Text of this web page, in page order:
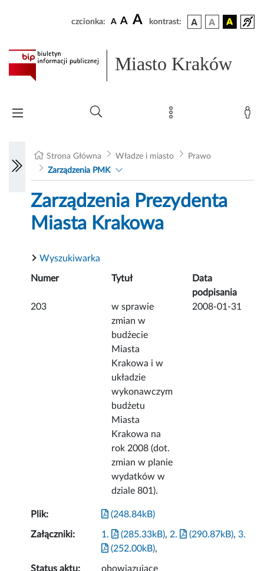
czcionka: A A A kontrast:
Miasto Kraków
Strona Główna Władze i miasto
Prawo
Zarządzenia PMK
Zarządzenia Prezydenta
Miasta Krakowa
Wyszukiwarka
Numer Tytuł
Data
podpisania
203
w sprawie
zmian w
budżecie
Miasta
Krakowa i w
układzie
wykonawczym
budżetu
Miasta
Krakowa na
rok 2008 (dot.
zmian w planie
wydatków w
dziale 801).
2008-01-31
Plik: (248.84kB)
Załączniki: 1. (285.33kB), 2. (290.87kB),3.
(252.00kB),
Status aktu: obowiązujące